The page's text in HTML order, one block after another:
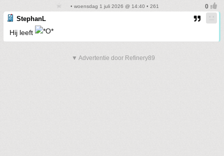
• woensdag 1 juli 2026 @ 14:40 • 261
StephanL
Hij leeft
▼ Advertentie door Refinery89